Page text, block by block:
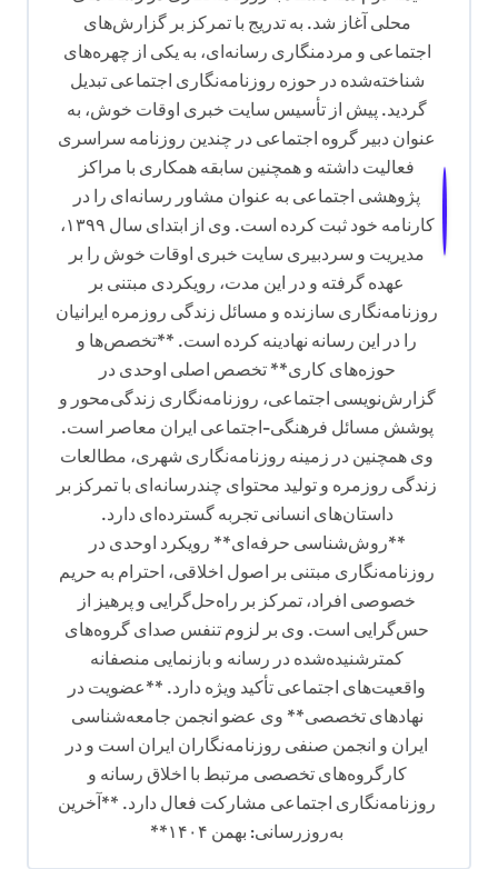
محلی آغاز شد. به تدریج با تمرکز بر گزارش‌های
اجتماعی و مردمنگاری رسانه‌ای، به یکی از چهره‌های
شناخته‌شده در حوزه روزنامه‌نگاری اجتماعی تبدیل
گردید. پیش از تأسیس سایت خبری اوقات خوش، به
عنوان دبیر گروه اجتماعی در چندین روزنامه سراسری
فعالیت داشته و همچنین سابقه همکاری با مراکز
پژوهشی اجتماعی به عنوان مشاور رسانه‌ای را در
کارنامه خود ثبت کرده است. وی از ابتدای سال ۱۳۹۹،
مدیریت و سردبیری سایت خبری اوقات خوش را بر
عهده گرفته و در این مدت، رویکردی مبتنی بر
روزنامه‌نگاری سازنده و مسائل زندگی روزمره ایرانیان
را در این رسانه نهادینه کرده است. **تخصص‌ها و
حوزه‌های کاری** تخصص اصلی اوحدی در
گزارش‌نویسی اجتماعی، روزنامه‌نگاری زندگی‌محور و
پوشش مسائل فرهنگی-اجتماعی ایران معاصر است.
وی همچنین در زمینه روزنامه‌نگاری شهری، مطالعات
زندگی روزمره و تولید محتوای چندرسانه‌ای با تمرکز بر
داستان‌های انسانی تجربه گسترده‌ای دارد.
**روش‌شناسی حرفه‌ای** رویکرد اوحدی در
روزنامه‌نگاری مبتنی بر اصول اخلاقی، احترام به حریم
خصوصی افراد، تمرکز بر راه‌حل‌گرایی و پرهیز از
حس‌گرایی است. وی بر لزوم تنفس صدای گروه‌های
کمترشنیده‌شده در رسانه و بازنمایی منصفانه
واقعیت‌های اجتماعی تأکید ویژه دارد. **عضویت در
نهادهای تخصصی** وی عضو انجمن جامعه‌شناسی
ایران و انجمن صنفی روزنامه‌نگاران ایران است و در
کارگروه‌های تخصصی مرتبط با اخلاق رسانه و
روزنامه‌نگاری اجتماعی مشارکت فعال دارد. **آخرین
به‌روزرسانی: بهمن ۱۴۰۴**